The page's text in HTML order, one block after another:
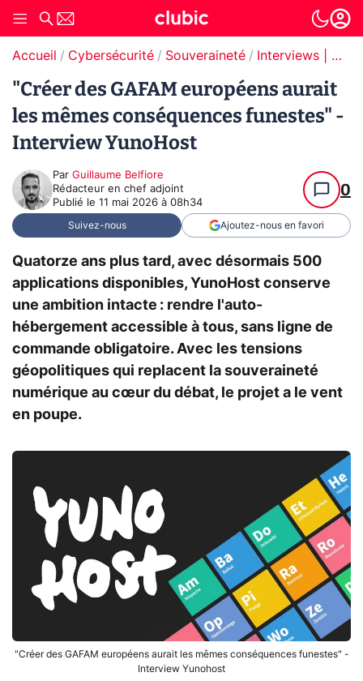
Accueil Cybersécurité Souveraineté Interviews | Souveraineté
"Créer des GAFAM européens aurait
les mêmes conséquences funestes" -
Interview YunoHost
Par Guillaume Belfiore
Rédacteur en chef adjoint
Publié le 11 mai 2026 à 08h34
0
Suivez-nous Ajoutez-nous en favori
Quatorze ans plus tard, avec désormais 500
applications disponibles, YunoHost conserve
une ambition intacte : rendre l'auto-
hébergement accessible à tous, sans ligne de
commande obligatoire. Avec les tensions
géopolitiques qui replacent la souveraineté
numérique au cœur du débat, le projet a le vent
en poupe.
"Créer des GAFAM européens aurait les mêmes conséquences funestes" -
Interview Yunohost